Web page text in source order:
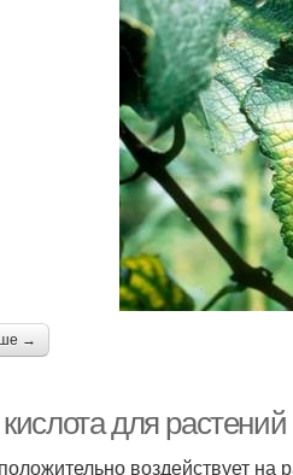
→
для
воздействует на